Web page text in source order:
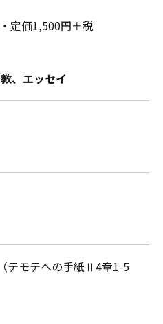
定価1,500円＋税
、エッセイ
テモテへの手紙Ⅱ4章1-5